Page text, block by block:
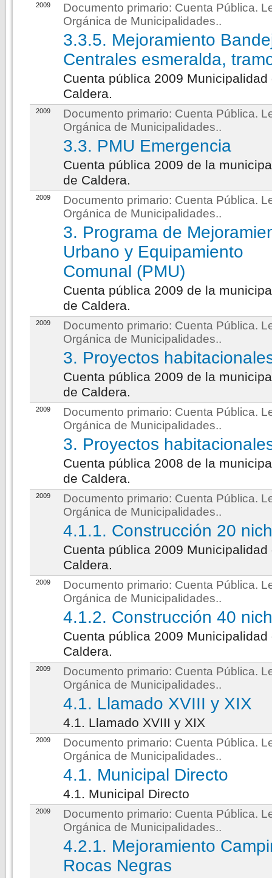
2009 Documento primario: Cuenta Pública.
Orgánica de Municipalidades..
3.3.5. Mejoramiento
Centrales esmeralda,
Cuenta pública 2009 Municipalidad
Caldera.
2009 Documento primario: Cuenta Pública.
Orgánica de Municipalidades..
3.3. PMU Emergencia
Cuenta pública 2009 de la
de Caldera.
2009 Documento primario: Cuenta Pública.
Orgánica de Municipalidades..
3. Programa de
Urbano y Equipamiento
Comunal (PMU)
Cuenta pública 2009 de la
de Caldera.
2009 Documento primario: Cuenta Pública.
Orgánica de Municipalidades..
3. Proyectos
Cuenta pública 2009 de la
de Caldera.
2009 Documento primario: Cuenta Pública.
Orgánica de Municipalidades..
3. Proyectos
Cuenta pública 2008 de la
de Caldera.
2009 Documento primario: Cuenta Pública.
Orgánica de Municipalidades..
4.1.1. Construcción 20
Cuenta pública 2009 Municipalidad
Caldera.
2009 Documento primario: Cuenta Pública.
Orgánica de Municipalidades..
4.1.2. Construcción 40
Cuenta pública 2009 Municipalidad
Caldera.
2009 Documento primario: Cuenta Pública.
Orgánica de Municipalidades..
4.1. Llamado XVIII y XIX
4.1. Llamado XVIII y XIX
2009 Documento primario: Cuenta Pública.
Orgánica de Municipalidades..
4.1. Municipal Directo
4.1. Municipal Directo
2009 Documento primario: Cuenta Pública.
Orgánica de Municipalidades..
4.2.1. Mejoramiento
Rocas Negras